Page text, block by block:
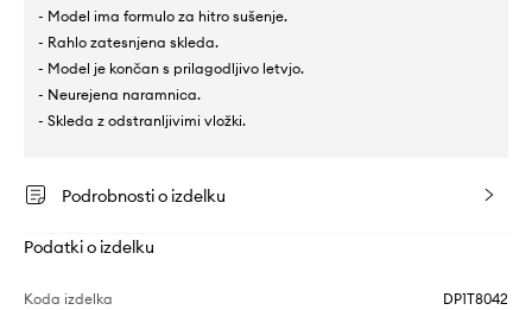
- Model ima formulo za hitro sušenje.
- Rahlo zatesnjena skleda.
- Model je končan s prilagodljivo letvjo.
- Neurejena naramnica.
- Skleda z odstranljivimi vložki.
Podrobnosti o izdelku
Podatki o izdelku
Koda izdelka DP1T8042